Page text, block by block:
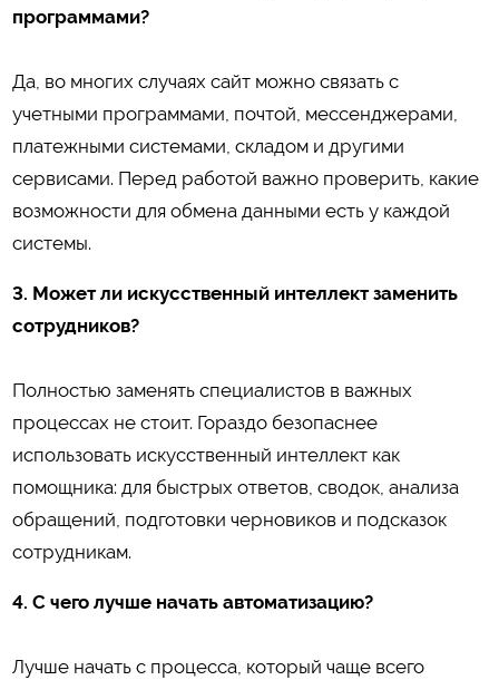
программами?
Да, во многих случаях сайт можно связать с
учетными программами, почтой, мессенджерами,
платежными системами, складом и другими
сервисами. Перед работой важно проверить, какие
возможности для обмена данными есть у каждой
системы.
3. Может ли искусственный интеллект заменить
сотрудников?
Полностью заменять специалистов в важных
процессах не стоит. Гораздо безопаснее
использовать искусственный интеллект как
помощника: для быстрых ответов, сводок, анализа
обращений, подготовки черновиков и подсказок
сотрудникам.
4. С чего лучше начать автоматизацию?
Лучше начать с процесса, который чаще всего